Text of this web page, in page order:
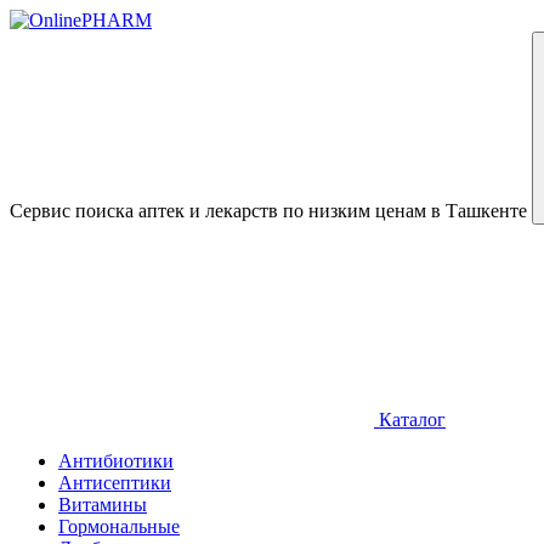
Сервис поиска аптек и лекарств по низким ценам в Ташкенте
Каталог
Антибиотики
Антисептики
Витамины
Гормональные